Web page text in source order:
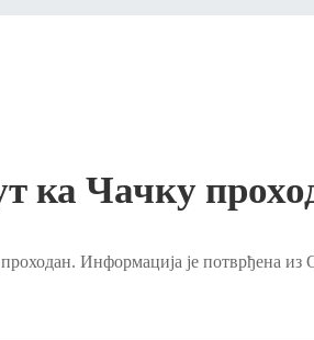
ка Чачку
проходан. Информација је потврђена